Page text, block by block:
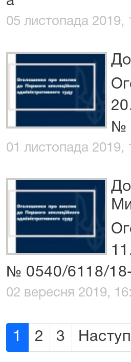
05 листопада 2019,
До
№
01 листопада 2019,
№ 0540/6118/
02 вересня 2019,
1 2 3